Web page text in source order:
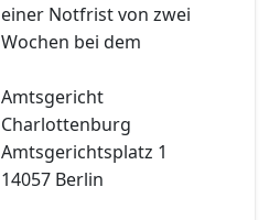
einer Notfrist von zwei
Wochen bei dem
Amtsgericht
Charlottenburg
Amtsgerichtsplatz 1
14057 Berlin